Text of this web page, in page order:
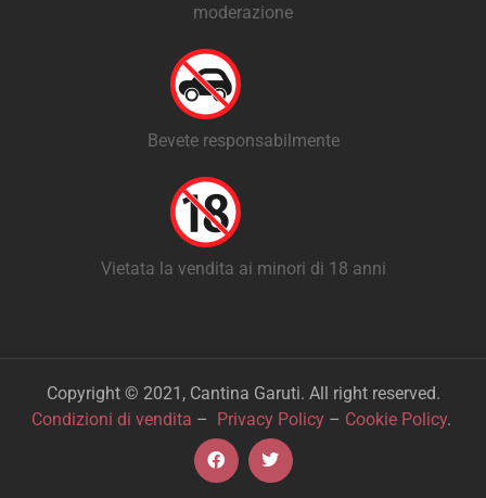
moderazione
Bevete responsabilmente
Vietata la vendita ai minori di 18 anni
Copyright © 2021, Cantina Garuti. All right reserved.
Condizioni di vendita – Privacy Policy– Cookie Policy.